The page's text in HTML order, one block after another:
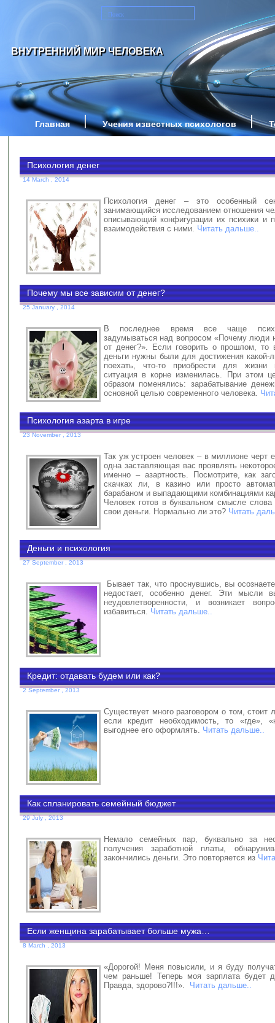
ВНУТРЕННИЙ МИР ЧЕЛОВЕКА
Главная Учения известных психологов
Психология денег
14 March , 2014
Психология денег – это особенный
занимающийся исследованием отношения
описывающий конфигурации их психики и
взаимодействия с ними. Читать дальше..
Почему мы все зависим от денег?
25 January , 2014
В последнее время все чаще
задумываться над вопросом «Почему люди
от денег?». Если говорить о прошлом,
деньги нужны были для достижения какой-
поехать, что-то приобрести для
ситуация в корне изменилась. При этом
образом поменялись: зарабатывание
основной целью современного человека.
Психология азарта в игре
23 November , 2013
Так уж устроен человек – в миллионе черт
одна заставляющая вас проявлять
именно – азартность. Посмотрите, как
скачках ли, в казино или просто
барабаном и выпадающими комбинациями
Человек готов в буквальном смысле слова
свои деньги. Нормально ли это? Читать
Деньги и психология
27 September , 2013
Бывает так, что проснувшись, вы
недостает, особенно денег. Эти мысли
неудовлетворенности, и возникает
избавиться. Читать дальше..
Кредит: отдавать будем или как?
2 September , 2013
Существует много разговором о том, стоит
если кредит необходимость, то «где»,
выгоднее его оформлять. Читать дальше..
Как спланировать семейный бюджет
29 July , 2013
Немало семейных пар, буквально за
получения заработной платы,
закончились деньги. Это повторяется из
Если женщина зарабатывает больше мужа…
8 March , 2013
«Дорогой! Меня повысили, и я буду
чем раньше! Теперь моя зарплата будет
Правда, здорово?!!!». Читать дальше..